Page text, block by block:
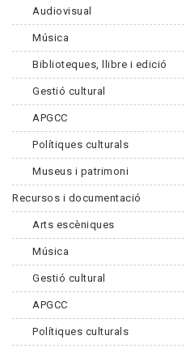
Audiovisual
Música
Biblioteques, llibre i edició
Gestió cultural
APGCC
Polítiques culturals
Museus i patrimoni
Recursos i documentació
Arts escèniques
Música
Gestió cultural
APGCC
Polítiques culturals